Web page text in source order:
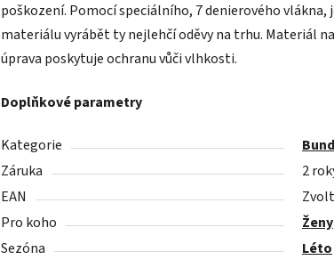
poškození. Pomocí speciálního, 7 denierového
materiálu vyrábět ty nejlehčí oděvy na trhu. Materiál
úprava poskytuje ochranu vůči vlhkosti.
Doplňkové parametry
Kategorie
Záruka
2
EAN
Pro koho
Ženy
Sezóna
Léto